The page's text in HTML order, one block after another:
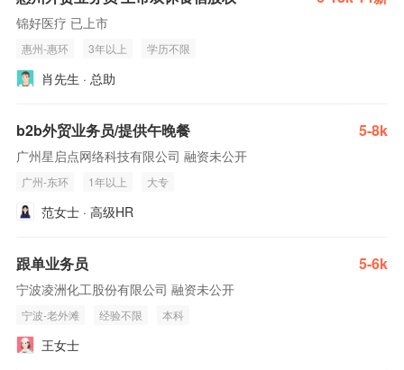
锦好医疗 已上市
惠州-惠环 3年以上 学历不限
肖先生 · 总助
b2b外贸业务员/提供午晚餐 5-8k
广州星启点网络科技有限公司 融资未公开
广州-东环 1年以上 大专
范女士 · 高级HR
跟单业务员 5-6k
宁波凌洲化工股份有限公司 融资未公开
宁波-老外滩 经验不限 本科
王女士